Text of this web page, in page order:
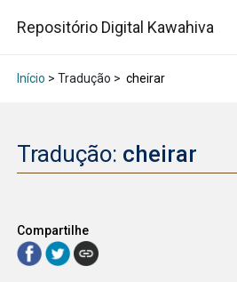
Repositório Digital Kawahiva
Início > Tradução > cheirar
Tradução: cheirar
Compartilhe